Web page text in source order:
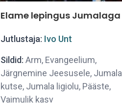
Elame lepingus Jumalaga
Jutlustaja: Ivo Unt
Sildid: Arm, Evangeelium,
Järgnemine Jeesusele, Jumala
kutse, Jumala ligiolu, Pääste,
Vaimulik kasv